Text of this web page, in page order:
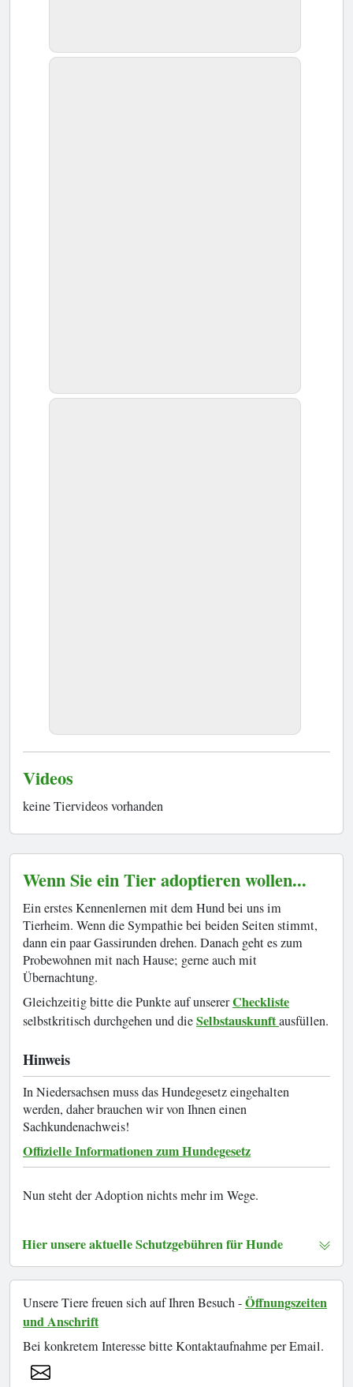
Videos
keine Tiervideos vorhanden
Wenn Sie ein Tier adoptieren wollen...
Ein erstes Kennenlernen mit dem Hund bei uns im
Tierheim. Wenn die Sympathie bei beiden Seiten stimmt,
dann ein paar Gassirunden drehen. Danach geht es zum
Probewohnen mit nach Hause; gerne auch mit
Übernachtung.
Gleichzeitig bitte die Punkte auf unsererCheckliste
selbstkritisch durchgehen und dieSelbstauskunftausfüllen.
Hinweis
In Niedersachsen muss das Hundegesetz eingehalten
werden, daher brauchen wir von Ihnen einen
Sachkundenachweis!
Offizielle Informationen zum Hundegesetz
Nun steht der Adoption nichts mehr im Wege.
Hier unsere aktuelle Schutzgebühren für Hunde
Unsere Tiere freuen sich auf Ihren Besuch -Öffnungszeiten
und Anschrift
Bei konkretem Interesse bitte Kontaktaufnahme per Email.